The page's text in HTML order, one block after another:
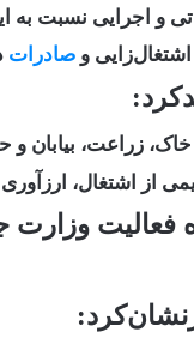
و اجرایی نسبت
و صادرات
زراعت، بیابان و
از اشتغال،
فعالیت